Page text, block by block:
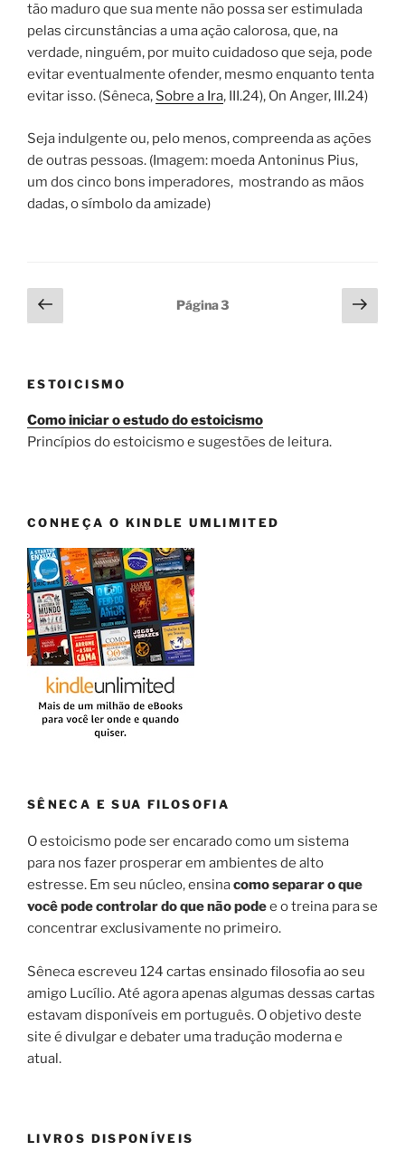
tão maduro que sua mente não possa ser estimulada
pelas circunstâncias a uma ação calorosa, que, na
verdade, ninguém, por muito cuidadoso que seja, pode
evitar eventualmente ofender, mesmo enquanto tenta
evitar isso. (Sêneca, Sobre a Ira, III.24), On Anger, III.24)
Seja indulgente ou, pelo menos, compreenda as ações
de outras pessoas. (Imagem: moeda Antoninus Pius,
um dos cinco bons imperadores, mostrando as mãos
dadas, o símbolo da amizade)
Paginação
de
Página
anterior
Página3
ESTOICISMO
Como iniciar o estudo do estoicismo
Princípios do estoicismo e sugestões de leitura.
CONHEÇA O KINDLE UMLIMITED
SÊNECA E SUA FILOSOFIA
O estoicismo pode ser encarado como um sistema
para nos fazer prosperar em ambientes de alto
estresse. Em seu núcleo, ensinacomo separar o que
você pode controlar do que não podee o treina para se
concentrar exclusivamente no primeiro.
Sêneca escreveu 124 cartas ensinado filosofia ao seu
amigo Lucílio. Até agora apenas algumas dessas cartas
estavam disponíveis em português. O objetivo deste
site é divulgar e debater uma tradução moderna e
atual.
LIVROS DISPONÍVEIS